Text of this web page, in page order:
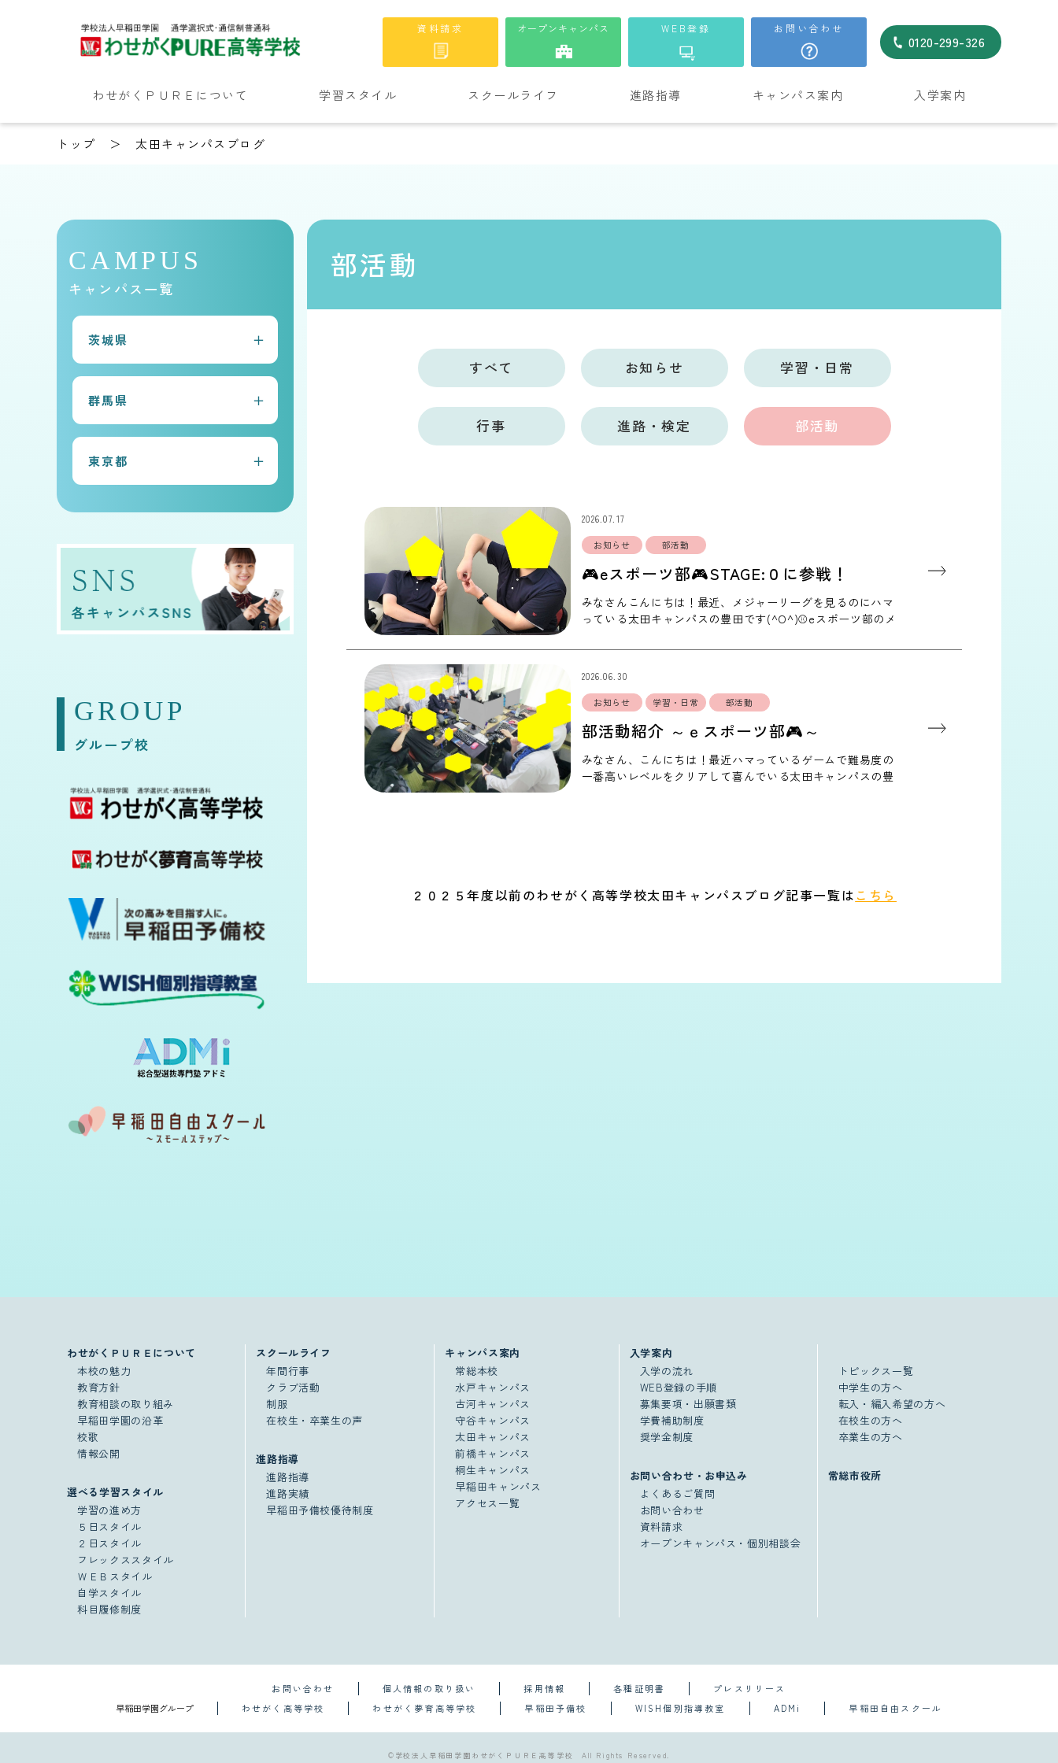
資料請求 オープンキャンパス WEB登録 お問い合わせ
0120-299-326
わせがくＰＵＲＥについて 学習スタイル スクールライフ 進路指導 キャンパス案内 入学案内
トップ 太田キャンパスブログ
部活動
すべて お知らせ 学習・日常
行事 進路・検定 部活動
2026.07.17
お知らせ 部活動
🎮eスポーツ部🎮STAGE:０に参戦！
みなさんこんにちは！最近、メジャーリーグを見るのにハマ
っている太田キャンパスの豊田です(^O^)⚾eスポーツ部のメ
2026.06.30
お知らせ 学習・日常 部活動
部活動紹介 ～ｅスポーツ部🎮～
みなさん、こんにちは！最近ハマっているゲームで難易度の
一番高いレベルをクリアして喜んでいる太田キャンパスの豊
２０２５年度以前のわせがく高等学校太田キャンパスブログ記事一覧はこちら
CAMPUS
キャンパス一覧
茨城県
常総本校
水戸キャンパス
群馬県
太田キャンパス
前橋キャンパス
東京都
GROUP
グループ校
わせがくＰＵＲＥについて
本校の魅力
教育方針
教育相談の取り組み
早稲田学園の沿革
校歌
情報公開
選べる学習スタイル
学習の進め方
５日スタイル
２日スタイル
フレックススタイル
ＷＥＢスタイル
自学スタイル
科目履修制度
スクールライフ
年間行事
クラブ活動
制服
在校生・卒業生の声
進路指導
進路指導
進路実績
早稲田予備校優待制度
キャンパス案内
常総本校
水戸キャンパス
古河キャンパス
守谷キャンパス
太田キャンパス
前橋キャンパス
桐生キャンパス
早稲田キャンパス
アクセス一覧
入学案内
入学の流れ
WEB登録の手順
募集要項・出願書類
学費補助制度
奨学金制度
お問い合わせ・お申込み
よくあるご質問
お問い合わせ
資料請求
オープンキャンパス・個別相談会
トピックス一覧
中学生の方へ
転入・編入希望の方へ
在校生の方へ
卒業生の方へ
常総市役所
お問い合わせ 個人情報の取り扱い 採用情報 各種証明書
プレスリリース
早稲田学園グループ
わせがく高等学校 わせがく夢育高等学校 早稲田予備校 WISH個別指導教室 ADMi 早稲田自由スクール
©学校法人早稲田学園わせがくＰＵＲＥ高等学校 All Rights Reserved.